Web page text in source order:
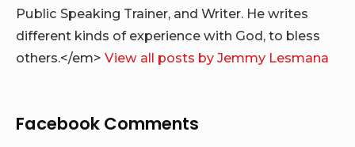
Public Speaking Trainer, and Writer. He writes
different kinds of experience with God, to bless
others.</em> View all posts by Jemmy Lesmana
Facebook Comments